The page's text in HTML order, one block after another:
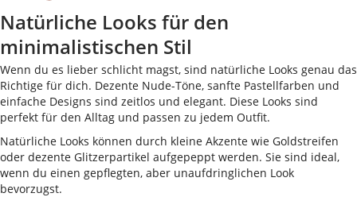
Natürliche Looks für den
minimalistischen Stil
Wenn du es lieber schlicht magst, sind natürliche Looks genau das
Richtige für dich. Dezente Nude-Töne, sanfte Pastellfarben und
einfache Designs sind zeitlos und elegant. Diese Looks sind
perfekt für den Alltag und passen zu jedem Outfit.
Natürliche Looks können durch kleine Akzente wie Goldstreifen
oder dezente Glitzerpartikel aufgepeppt werden. Sie sind ideal,
wenn du einen gepflegten, aber unaufdringlichen Look
bevorzugst.